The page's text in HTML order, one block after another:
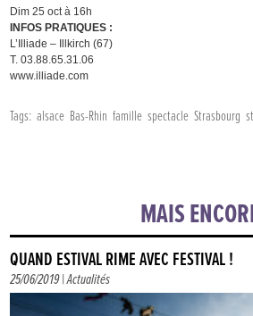
Dim 25 oct à 16h
INFOS PRATIQUES :
L’Illiade – Illkirch (67)
T. 03.88.65.31.06
www.illiade.com
Tags: alsace Bas-Rhin famille spectacle Strasbourg
MAIS
QUAND ESTIVAL RIME AVEC FESTIVAL !
25/06/2019 |Actualités